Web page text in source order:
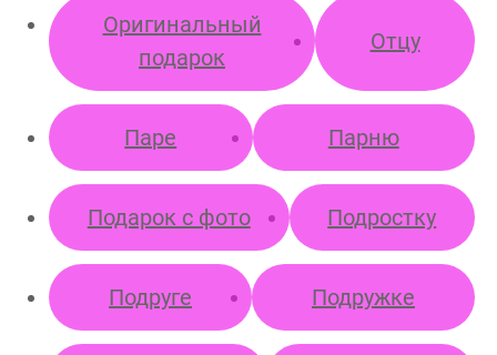
Оригинальный
подарок
Отцу
Паре Парню
Подарок с фото Подростку
Подруге Подружке